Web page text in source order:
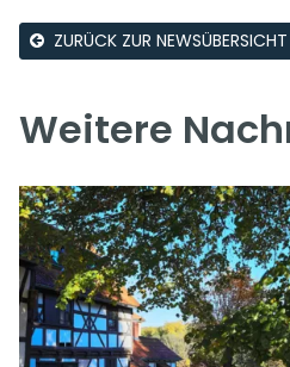
ZURÜCK ZUR NEWSÜBERSICHT
Weitere